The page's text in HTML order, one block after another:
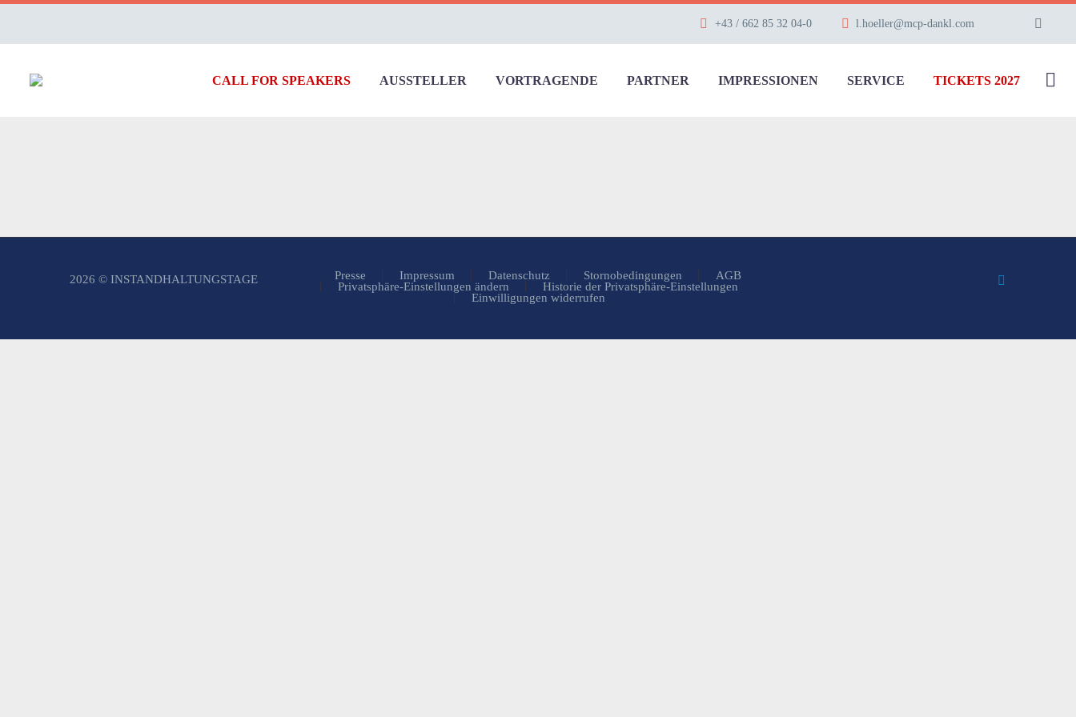
+43 / 662 85 32 04-0 l.hoeller@mcp-dankl.com
CALL FOR SPEAKERS AUSSTELLER VORTRAGENDE PARTNER IMPRESSIONEN SERVICE TICKETS 2027
Presse Impressum Datenschutz Stornobedingungen
AGB
Privatsphäre-Einstellungen ändern
Historie der Privatsphäre-Einstellungen
Einwilligungen widerrufen
2026 © INSTANDHALTUNGSTAGE